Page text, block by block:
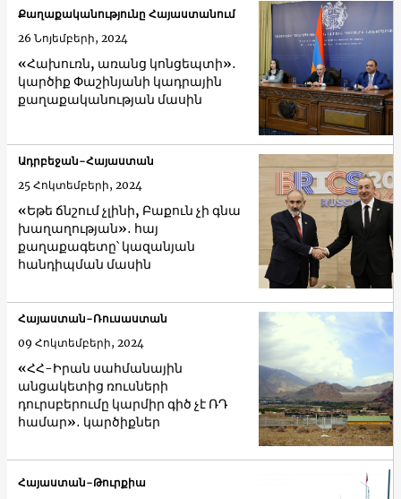
«Հախուռն, առանց կոնցեպտի»․
կարծիք Փաշինյանի կադրային
քաղաքականության մասին
Քաղաքականությունը Հայաստանում
26 Նոյեմբերի, 2024
«Եթե ճնշում չլինի, Բաքուն չի գնա
խաղաղության»․ հայ
քաղաքագետը՝ կազանյան
հանդիպման մասին
Ադրբեջան-Հայաստան
25 Հոկտեմբերի, 2024
«ՀՀ-Իրան սահմանային
անցակետից ռուսների
դուրսբերումը կարմիր գիծ չէ ՌԴ
համար»․ կարծիքներ
Հայաստան-Ռուսաստան
09 Հոկտեմբերի, 2024
Հայաստան-Թուրքիա